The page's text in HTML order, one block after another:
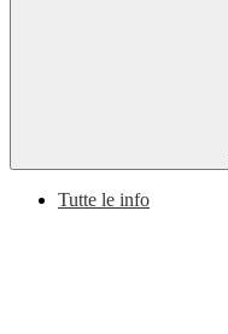
Tutte le info